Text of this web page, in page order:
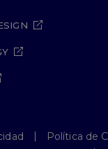
Política de